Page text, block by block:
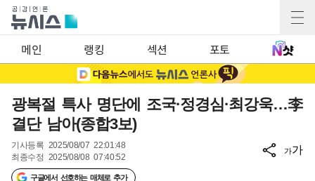
메인 랭킹 섹션 포토
광복절 특사 명단에 조국·정경심·최강욱…李
결단 남아(종합3보)
기사등록 2025/08/07 22:01:48
최종수정 2025/08/08 07:40:52
구글에서 선호하는 매체로 추가
가가